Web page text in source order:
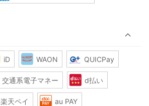
iD WAON QUICPay
交通系電子マネー d払い
楽天ペイ au PAY